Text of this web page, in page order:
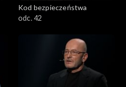
Kod bezpieczeństwa
odc. 42